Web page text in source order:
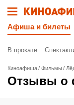
Афиша и билеты
В прокате
Киноафиша Фильмы
Отзывы о